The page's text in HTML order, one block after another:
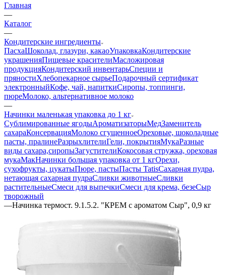
Главная
—
Каталог
—
Кондитерские ингредиенты
ПасхаШоколад, глазури, какаоУпаковкаКондитерские
украшенияПищевые красителиМасложировая
продукцияКондитерский инвентарьСпеции и
пряностиХлебопекарное сырьеПодарочный сертификат
электронныйКофе, чай, напиткиСиропы, топпинги,
пюреМолоко, альтернативное молоко
—
Начинки маленькая упаковка до 1 кг
Сублимированные ягодыАроматизаторыМедЗаменитель
сахараКонсервацияМолоко сгущенноеОреховые, шоколадные
пасты, пралинеРазрыхлителиГели, покрытияМукаРазные
виды сахара,сиропыЗагустителиКокосовая стружка, ореховая
мукаМакНачинки большая упаковка от 1 кгОрехи,
сухофрукты, цукатыПюре, пастыПасты TatisСахарная пудра,
нетающая сахарная пудраСливки животныеСливки
растительныеСмеси для выпечкиСмеси для крема, безеСыр
творожный
—Начинка термост. 9.1.5.2. "КРЕМ с ароматом Сыр", 0,9 кг